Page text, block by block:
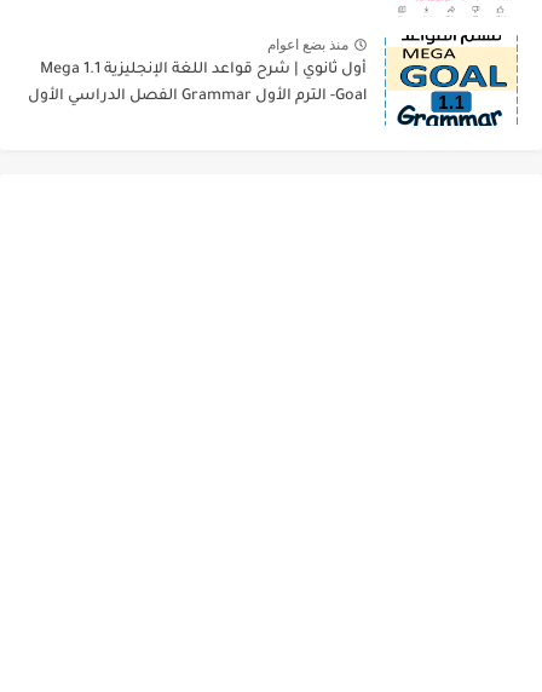
منذ بضع اعوام
أول ثانوي | شرح قواعد اللغة الإنجليزية 1.1 Mega
Goal- الترم الأول Grammar الفصل الدراسي الأول